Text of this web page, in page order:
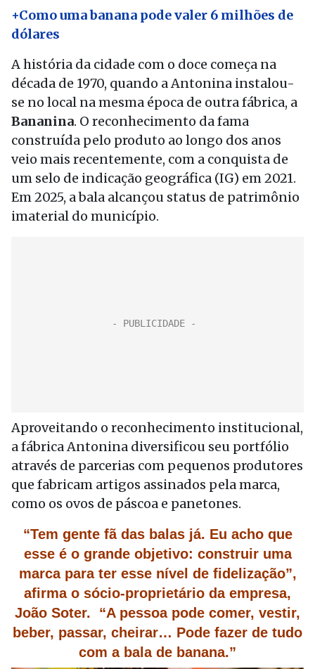
+Como uma banana pode valer 6 milhões de
dólares
A história da cidade com o doce começa na
década de 1970, quando a Antonina instalou-
se no local na mesma época de outra fábrica, a
Bananina. O reconhecimento da fama
construída pelo produto ao longo dos anos
veio mais recentemente, com a conquista de
um selo de indicação geográfica (IG) em 2021.
Em 2025, a bala alcançou status de patrimônio
imaterial do município.
Aproveitando o reconhecimento institucional,
a fábrica Antonina diversificou seu portfólio
através de parcerias com pequenos produtores
que fabricam artigos assinados pela marca,
como os ovos de páscoa e panetones.
“Tem gente fã das balas já. Eu acho que
esse é o grande objetivo: construir uma
marca para ter esse nível de fidelização”,
afirma o sócio-proprietário da empresa,
João Soter. “A pessoa pode comer, vestir,
beber, passar, cheirar… Pode fazer de tudo
com a bala de banana.”